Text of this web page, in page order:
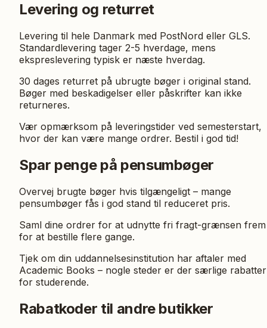
Levering og returret
Levering til hele Danmark med PostNord eller GLS.
Standardlevering tager 2-5 hverdage, mens
ekspreslevering typisk er næste hverdag.
30 dages returret på ubrugte bøger i original stand.
Bøger med beskadigelser eller påskrifter kan ikke
returneres.
Vær opmærksom på leveringstider ved semesterstart,
hvor der kan være mange ordrer. Bestil i god tid!
Spar penge på pensumbøger
Overvej brugte bøger hvis tilgængeligt – mange
pensumbøger fås i god stand til reduceret pris.
Saml dine ordrer for at udnytte fri fragt-grænsen frem
for at bestille flere gange.
Tjek om din uddannelsesinstitution har aftaler med
Academic Books – nogle steder er der særlige rabatter
for studerende.
Rabatkoder til andre butikker